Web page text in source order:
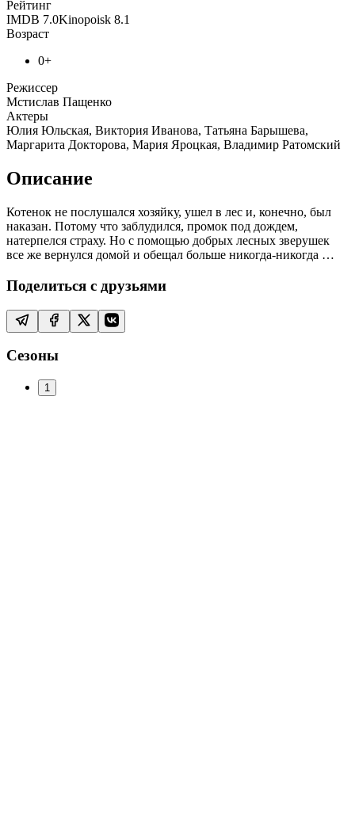
Рейтинг
IMDB 7.0Kinopoisk 8.1
Возраст
0+
Режиссер
Мстислав Пащенко
Актеры
Юлия Юльская, Виктория Иванова, Татьяна Барышева,
Маргарита Докторова, Мария Яроцкая, Владимир Ратомский
Описание
Котенок не послушался хозяйку, ушел в лес и, конечно, был
наказан. Потому что заблудился, промок под дождем,
натерпелся страху. Но с помощью добрых лесных зверушек
все же вернулся домой и обещал больше никогда-никогда …
Поделиться с друзьями
Сезоны
1